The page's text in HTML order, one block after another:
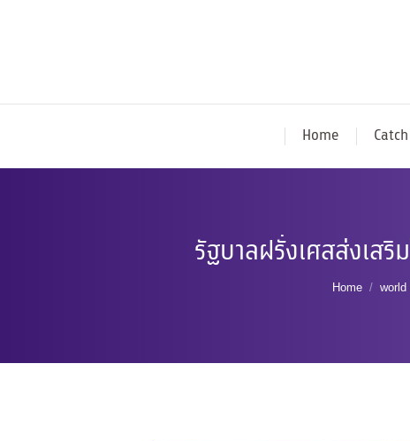
Home
รัฐบาลฝรั่งเศสส่งเส
You are
Home world